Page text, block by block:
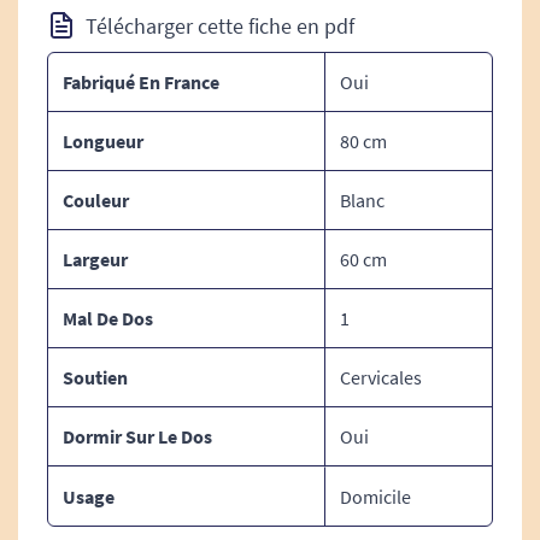
Dimensions :
Dimensions de l'oreiller :
Taille de l'oreiller : 80 x 60 cm.
Epaisseur de l'oreiller: 10 cm.
Compositions :
Oreiller Enveloppe 100% coton blanc.
Garnissage complexe fibre et mousse très
souple et résistant.
polyester fibre creuse siliconée.
Sur-taie amovible zippée.
Microfibre 50 %
Coton matelassée polyester 40 g/m².
Télécharger cette fiche en pdf
Fabriqué En France Oui
Longueur 80 cm
Couleur Blanc
Largeur 60 cm
Mal De Dos 1
Soutien Cervicales
Dormir Sur Le Dos Oui
Usage Domicile